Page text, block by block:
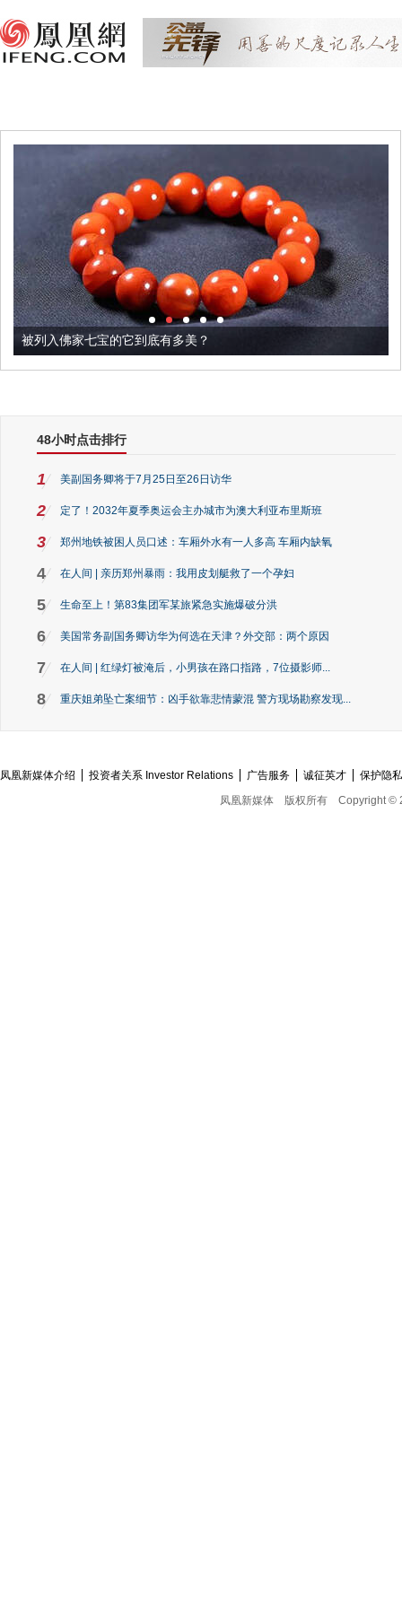
被列入佛家七宝的它到底有多美？
48小时点击排行
1 美副国务卿将于7月25日至26日访华
2 定了！2032年夏季奥运会主办城市为澳大利亚布里斯班
3 郑州地铁被困人员口述：车厢外水有一人多高 车厢内缺氧
4 在人间 | 亲历郑州暴雨：我用皮划艇救了一个孕妇
5 生命至上！第83集团军某旅紧急实施爆破分洪
6 美国常务副国务卿访华为何选在天津？外交部：两个原因
7 在人间 | 红绿灯被淹后，小男孩在路口指路，7位摄影师...
8 重庆姐弟坠亡案细节：凶手欲靠悲情蒙混 警方现场勘察发现...
凤凰新媒体介绍 投资者关系 Investor Relations 广告服务 诚征英才
保护隐
凤凰新媒体
版权所有 Copyright ©